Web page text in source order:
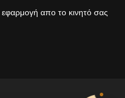
απο το κινητό σας